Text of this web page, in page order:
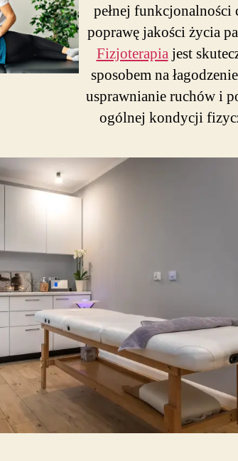
pełnej funkcjonalności
poprawę jakości życia
Fizjoterapiajest
sposobem na
usprawnianie ruchów i
ogólnej kondycji